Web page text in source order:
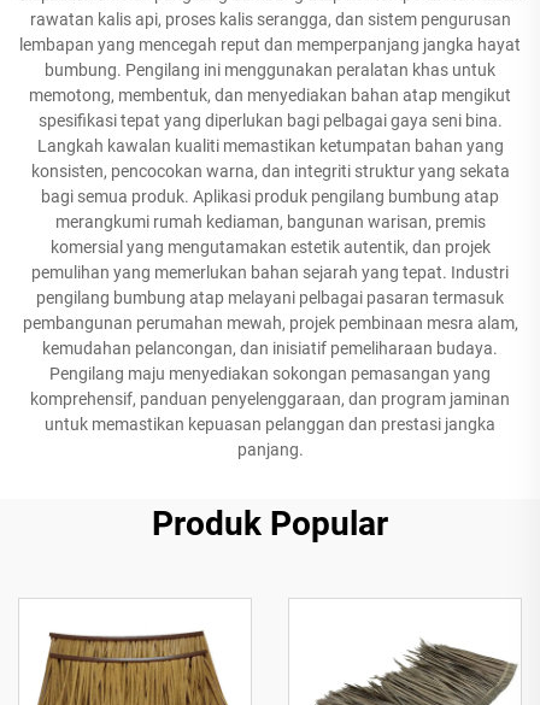
rawatan kalis api, proses kalis serangga, dan sistem pengurusan
lembapan yang mencegah reput dan memperpanjang jangka hayat
bumbung. Pengilang ini menggunakan peralatan khas untuk
memotong, membentuk, dan menyediakan bahan atap mengikut
spesifikasi tepat yang diperlukan bagi pelbagai gaya seni bina.
Langkah kawalan kualiti memastikan ketumpatan bahan yang
konsisten, pencocokan warna, dan integriti struktur yang sekata
bagi semua produk. Aplikasi produk pengilang bumbung atap
merangkumi rumah kediaman, bangunan warisan, premis
komersial yang mengutamakan estetik autentik, dan projek
pemulihan yang memerlukan bahan sejarah yang tepat. Industri
pengilang bumbung atap melayani pelbagai pasaran termasuk
pembangunan perumahan mewah, projek pembinaan mesra alam,
kemudahan pelancongan, dan inisiatif pemeliharaan budaya.
Pengilang maju menyediakan sokongan pemasangan yang
komprehensif, panduan penyelenggaraan, dan program jaminan
untuk memastikan kepuasan pelanggan dan prestasi jangka
panjang.
Produk Popular